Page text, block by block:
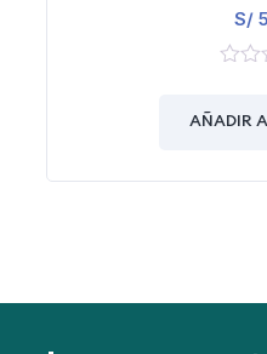
S/
of
AÑADIR